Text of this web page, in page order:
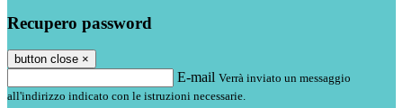
Recupero password
button close ×
E-mail Verrà inviato un messaggio
all'indirizzo indicato con le istruzioni necessarie.